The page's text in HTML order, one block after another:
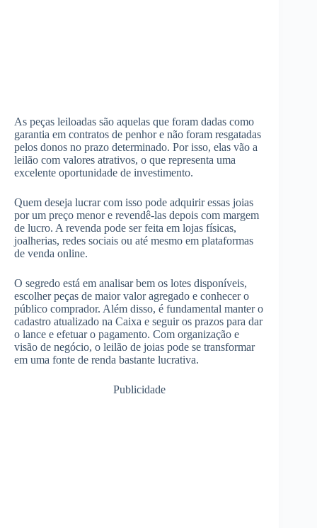
As peças leiloadas são aquelas que foram dadas como
garantia em contratos de penhor e não foram resgatadas
pelos donos no prazo determinado. Por isso, elas vão a
leilão com valores atrativos, o que representa uma
excelente oportunidade de investimento.
Quem deseja lucrar com isso pode adquirir essas joias
por um preço menor e revendê-las depois com margem
de lucro. A revenda pode ser feita em lojas físicas,
joalherias, redes sociais ou até mesmo em plataformas
de venda online.
O segredo está em analisar bem os lotes disponíveis,
escolher peças de maior valor agregado e conhecer o
público comprador. Além disso, é fundamental manter o
cadastro atualizado na Caixa e seguir os prazos para dar
o lance e efetuar o pagamento. Com organização e
visão de negócio, o leilão de joias pode se transformar
em uma fonte de renda bastante lucrativa.
Publicidade